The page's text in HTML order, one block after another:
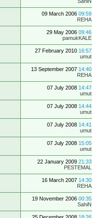
09 March 2006 09:59
REHA
29 May 2006 09:46
pamukKALE
27 February 2010 16:57
umut
13 September 2007 14:40
REHA
07 July 2008 14:47
umut
07 July 2008 14:44
umut
07 July 2008 14:41
umut
07 July 2008 15:05
umut
22 January 2009 21:33
PESTEMAL
16 March 2007 14:30
REHA
19 November 2006 00:35
SahiN